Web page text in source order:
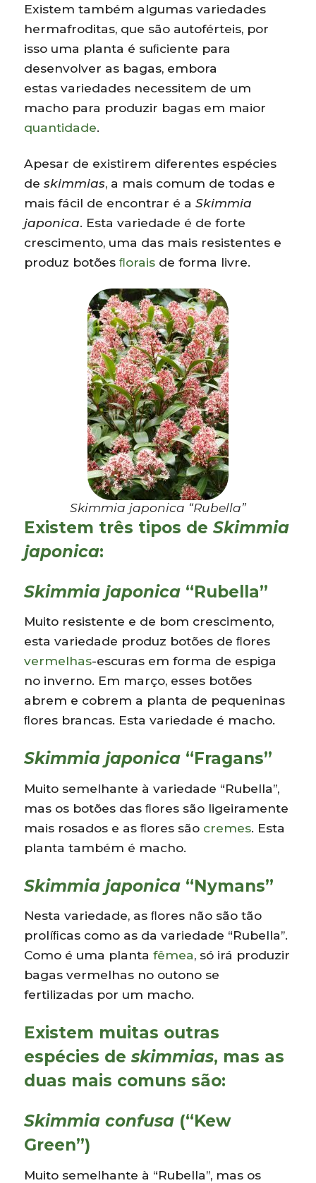
Existem também algumas variedades
hermafroditas, que são autoférteis, por
isso uma planta é suﬁciente para
desenvolver as bagas, embora
estas variedades necessitem de um
macho para produzir bagas em maior
quantidade.
Apesar de existirem diferentes espécies
deskimmias, a mais comum de todas e
mais fácil de encontrar é a Skimmia
japonica. Esta variedade é de forte
crescimento, uma das mais resistentes e
produz botõesﬂorais de forma livre.
Skimmia japonica “Rubella”
Existem três tipos deSkimmia
japonica:
Skimmia japonica “Rubella”
Muito resistente e de bom crescimento,
esta variedade produz botões de ﬂores
vermelhas-escuras em forma de espiga
no inverno. Em março, esses botões
abrem e cobrem a planta de pequeninas
ﬂores brancas. Esta variedade é macho.
Skimmia japonica “Fragans”
Muito semelhante à variedade “Rubella”,
mas os botões das ﬂores são ligeiramente
mais rosados e as ﬂores são cremes. Esta
planta também é macho.
Skimmia japonica “Nymans”
Nesta variedade, as ﬂores não são tão
prolíﬁcas como as da variedade “Rubella”.
Como é uma plantafêmea, só irá produzir
bagas vermelhas no outono se
fertilizadas por um macho.
Existem muitas outras
espécies deskimmias, mas as
duas mais comuns são:
Skimmia confusa (“Kew
Green”)
Muito semelhante à “Rubella”, mas os